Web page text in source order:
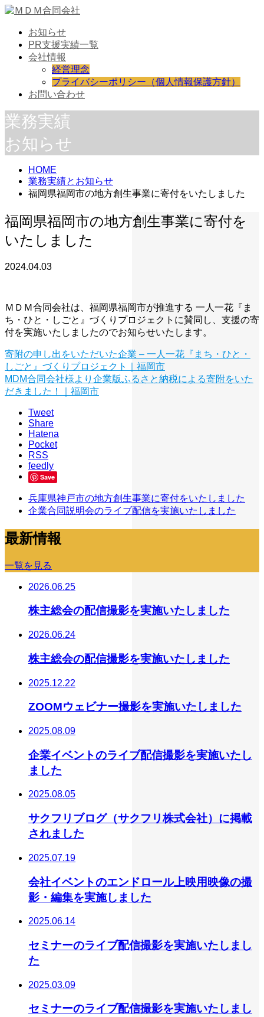
お知らせ
PR支援実績一覧
会社情報
経営理念
プライバシーポリシー（個人情報保護方針）
お問い合わせ
業務実績
お知らせ
HOME
業務実績とお知らせ
福岡県福岡市の地方創生事業に寄付をいたしました
福岡県福岡市の地方創生事業に寄付を
いたしました
2024.04.03
ＭＤＭ合同会社は、福岡県福岡市が推進する 一人一花『ま
ち・ひと・しごと』づくりプロジェクトに賛同し、支援の寄
付を実施いたしましたのでお知らせいたします。
寄附の申し出をいただいた企業 – 一人一花『まち・ひと・
しごと』づくりプロジェクト｜福岡市
MDM合同会社様より企業版ふるさと納税による寄附をいた
だきました！｜福岡市
Tweet
Share
Hatena
Pocket
RSS
feedly
Save
兵庫県神戸市の地方創生事業に寄付をいたしました
企業合同説明会のライブ配信を実施いたしました
最新情報
一覧を見る
2026.06.25
株主総会の配信撮影を実施いたしました
2026.06.24
株主総会の配信撮影を実施いたしました
2025.12.22
ZOOMウェビナー撮影を実施いたしました
2025.08.09
企業イベントのライブ配信撮影を実施いたし
ました
2025.08.05
サクフリブログ（サクフリ株式会社）に掲載
されました
2025.07.19
会社イベントのエンドロール上映用映像の撮
影・編集を実施しました
2025.06.14
セミナーのライブ配信撮影を実施いたしまし
た
2025.03.09
セミナーのライブ配信撮影を実施いたしまし